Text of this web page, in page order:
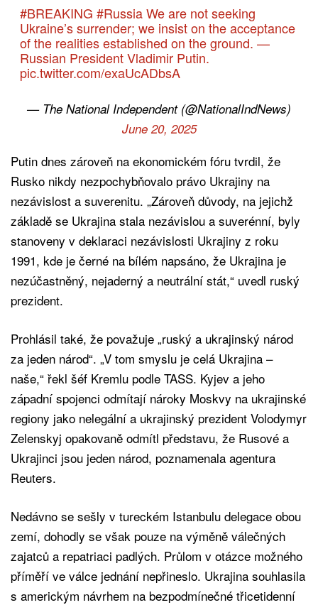
#BREAKING #RussiaWe are not seeking
Ukraine’s surrender; we insist on the acceptance
of the realities established on the ground. —
Russian President Vladimir Putin.
pic.twitter.com/exaUcADbsA
— The National Independent (@NationalIndNews)
June 20, 2025
Putin dnes zároveň na ekonomickém fóru tvrdil, že
Rusko nikdy nezpochybňovalo právo Ukrajiny na
nezávislost a suverenitu. „Zároveň důvody, na jejichž
základě se Ukrajina stala nezávislou a suverénní, byly
stanoveny v deklaraci nezávislosti Ukrajiny z roku
1991, kde je černé na bílém napsáno, že Ukrajina je
nezúčastněný, nejaderný a neutrální stát,“ uvedl ruský
prezident.
Prohlásil také, že považuje „ruský a ukrajinský národ
za jeden národ“. „V tom smyslu je celá Ukrajina –
naše,“ řekl šéf Kremlu podle TASS. Kyjev a jeho
západní spojenci odmítají nároky Moskvy na ukrajinské
regiony jako nelegální a ukrajinský prezident Volodymyr
Zelenskyj opakovaně odmítl představu, že Rusové a
Ukrajinci jsou jeden národ, poznamenala agentura
Reuters.
Nedávno se sešly v tureckém Istanbulu delegace obou
zemí, dohodly se však pouze na výměně válečných
zajatců a repatriaci padlých. Průlom v otázce možného
příměří ve válce jednání nepřineslo. Ukrajina souhlasila
s americkým návrhem na bezpodmínečné třicetidenní